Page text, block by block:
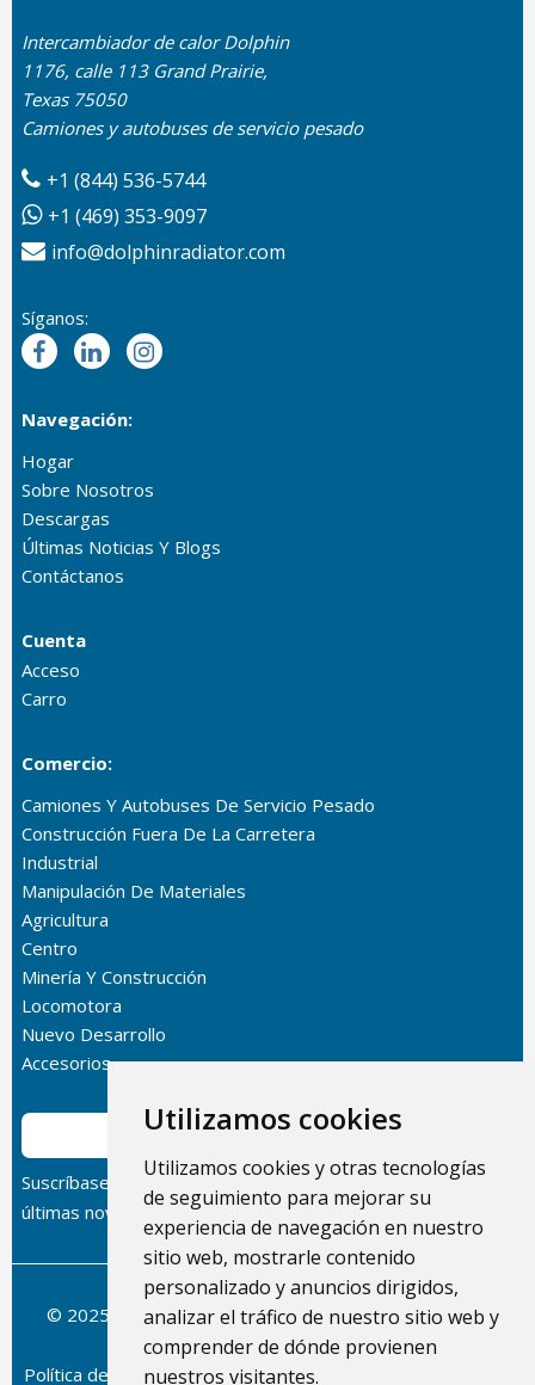
Utilizamos cookies
Utilizamos cookies y otras tecnologías
de seguimiento para mejorar su
experiencia de navegación en nuestro
sitio web, mostrarle contenido
personalizado y anuncios dirigidos,
analizar el tráfico de nuestro sitio web y
comprender de dónde provienen
nuestros visitantes.
Intercambiador de calor Dolphin
1176, calle 113 Grand Prairie,
Texas 75050
Camiones y autobuses de servicio pesado
+1 (844) 536-5744
+1 (469) 353-9097
info@dolphinradiator.com
Síganos:
Navegación:
Hogar
Sobre Nosotros
Descargas
Últimas Noticias Y Blogs
Contáctanos
Cuenta
Acceso
Carro
Comercio:
Camiones Y Autobuses De Servicio Pesado
Construcción Fuera De La Carretera
Industrial
Manipulación De Materiales
Agricultura
Centro
Minería Y Construcción
Locomotora
Nuevo Desarrollo
Accesorios
Suscribir
Suscríbase a nuestro boletín informativo para recibir las
últimas novedades sobre nuestros productos.
© 2025 Dolphin Heat Exchanger USA, INC - Todos los
derechos reservados.
Política de privacidad/Condiciones del servicio